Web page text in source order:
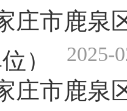
庄市鹿泉
） 2025-
庄市鹿泉